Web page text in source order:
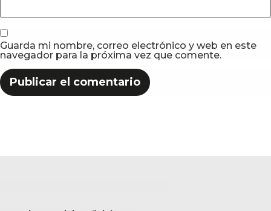
Guarda mi nombre, correo electrónico y web en este
navegador para la próxima vez que comente.